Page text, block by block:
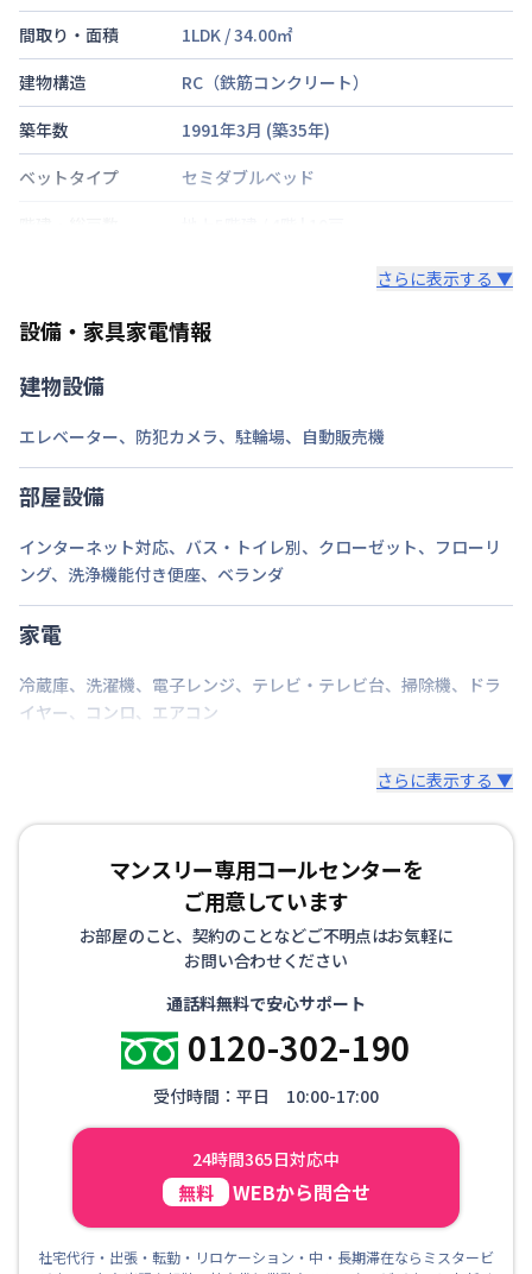
間取り・面積
1LDK /34.00㎡
建物構造
RC（鉄筋コンクリート）
築年数
1991年3月 (築35年)
ベットタイプ
セミダブルベッド
部屋の向き
南西
交通
名古屋市鶴舞線 丸の内駅徒歩
定員
駐車場
なし
次回更新日
情報更新日より14日以内
情報更新日
建物すぐ隣に広いパーキングあり
さらに表示する ▼
設備・家具家電情報
建物設備
エレベーター、 防犯カメラ、 駐輪場、 自動販売機
部屋設備
インターネット対応、 バス・トイレ別、 クローゼット、 フローリ
ング、 洗浄機能付き便座、 ベランダ
家電
冷蔵庫、 洗濯機、 電子レンジ、 テレビ・テレビ台、 掃除機、
ドラ
イヤー、 コンロ、 エアコン
さらに表示する ▼
マンスリー専用コールセンターを
ご用意しています
お部屋のこと、契約のことなどご不明点はお気軽に
お問い合わせください
通話料無料で安心サポート
0120-302-190
受付時間：平日 10:00-17:00
24時間365日対応中
無料 WEBから問合せ
社宅代行・出張・転勤・リロケーション・中・長期滞在ならミスタービ